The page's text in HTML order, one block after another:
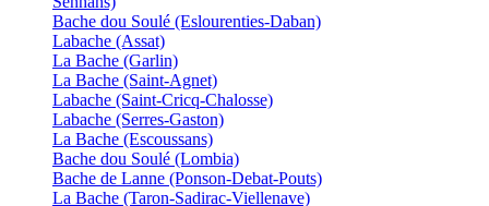
Bache dou Soulé (Eslourenties-Daban)
Labache (Assat)
La Bache (Garlin)
La Bache (Saint-Agnet)
Labache (Saint-Cricq-Chalosse)
Labache (Serres-Gaston)
La Bache (Escoussans)
Bache dou Soulé (Lombia)
Bache de Lanne (Ponson-Debat-Pouts)
La Bache (Taron-Sadirac-Viellenave)